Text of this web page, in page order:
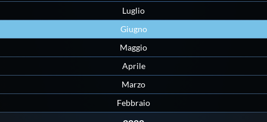
Luglio
Giugno
Maggio
Aprile
Marzo
Febbraio